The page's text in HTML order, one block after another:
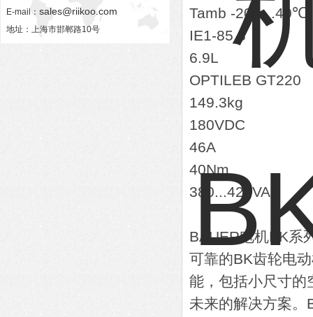
E-mail： sales@riikoo.com
地址：上海市邯郸路10号
Tamb -20…..40℃
IE1-85.8
6.9L
OPTILEB GT220
149.3kg
180VDC
46A
40Nm
380...420VAC
BAUER电机BK系
可靠的BK齿轮电
能，包括小尺寸的
未来的解决方案。